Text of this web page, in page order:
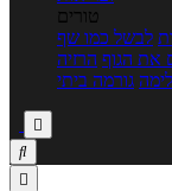
טורים
לבשל כמו שף
את הגוף הרזיה
גורמה ביתי


